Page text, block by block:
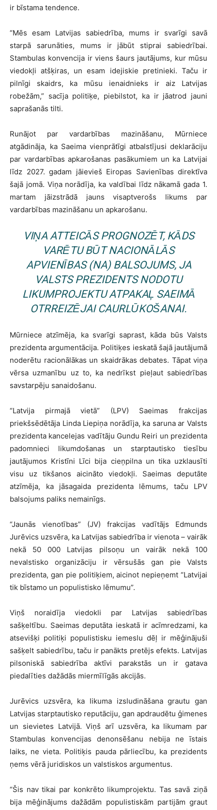
ir bīstama tendence.
“Mēs esam Latvijas sabiedrība, mums ir svarīgi savā
starpā sarunāties, mums ir jābūt stiprai sabiedrībai.
Stambulas konvencija ir viens šaurs jautājums, kur mūsu
viedokļi atšķiras, un esam idejiskie pretinieki. Taču ir
pilnīgi skaidrs, ka mūsu ienaidnieks ir aiz Latvijas
robežām,” sacīja politiķe, piebilstot, ka ir jāatrod jauni
saprašanās tilti.
Runājot par vardarbības mazināšanu, Mūrniece
atgādināja, ka Saeima vienprātīgi atbalstījusi deklarāciju
par vardarbības apkarošanas pasākumiem un ka Latvijai
līdz 2027. gadam jāievieš Eiropas Savienības direktīva
šajā jomā. Viņa norādīja, ka valdībai līdz nākamā gada 1.
martam jāizstrādā jauns visaptverošs likums par
vardarbības mazināšanu un apkarošanu.
VIŅA ATTEICĀS PROGNOZĒT, KĀDS
VARĒTU BŪT NACIONĀLĀS
APVIENĪBAS (NA) BALSOJUMS, JA
VALSTS PREZIDENTS NODOTU
LIKUMPROJEKTU ATPAKAĻ SAEIMĀ
OTRREIZĒJAI CAURLŪKOŠANAI.
Mūrniece atzīmēja, ka svarīgi saprast, kāda būs Valsts
prezidenta argumentācija. Politiķes ieskatā šajā jautājumā
noderētu racionālākas un skaidrākas debates. Tāpat viņa
vērsa uzmanību uz to, ka nedrīkst pieļaut sabiedrības
savstarpēju sanaidošanu.
“Latvija pirmajā vietā” (LPV) Saeimas frakcijas
priekšsēdētāja Linda Liepiņa norādīja, ka saruna ar Valsts
prezidenta kancelejas vadītāju Gundu Reiri un prezidenta
padomnieci likumdošanas un starptautisko tiesību
jautājumos Kristīni Līci bija cieņpilna un tika uzklausīti
visu uz tikšanos aicināto viedokļi. Saeimas deputāte
atzīmēja, ka jāsagaida prezidenta lēmums, taču LPV
balsojums paliks nemainīgs.
“Jaunās vienotības” (JV) frakcijas vadītājs Edmunds
Jurēvics uzsvēra, ka Latvijas sabiedrība ir vienota – vairāk
nekā 50 000 Latvijas pilsoņu un vairāk nekā 100
nevalstisko organizāciju ir vērsušās gan pie Valsts
prezidenta, gan pie politiķiem, aicinot nepieņemt “Latvijai
tik bīstamo un populistisko lēmumu”.
Viņš noraidīja viedokli par Latvijas sabiedrības
sašķeltību. Saeimas deputāta ieskatā ir acīmredzami, ka
atsevišķi politiķi populistisku iemeslu dēļ ir mēģinājuši
sašķelt sabiedrību, taču ir panākts pretējs efekts. Latvijas
pilsoniskā sabiedrība aktīvi parakstās un ir gatava
piedalīties dažādās miermīlīgās akcijās.
Jurēvics uzsvēra, ka likuma izsludināšana grautu gan
Latvijas starptautisko reputāciju, gan apdraudētu ģimenes
un sievietes Latvijā. Viņš arī uzsvēra, ka likumam par
Stambulas konvencijas denonsēšanu nebija ne īstais
laiks, ne vieta. Politiķis pauda pārliecību, ka prezidents
ņems vērā juridiskos un valstiskos argumentus.
“Šis nav tikai par konkrēto likumprojektu. Tas savā ziņā
bija mēģinājums dažādām populistiskām partijām graut